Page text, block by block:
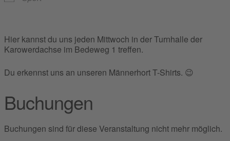
Hier kannst du uns jeden Mittwoch in der Turnhalle der
Karowerdachse im Bedeweg 1 treffen.
Du erkennst uns an unseren Männerhort T-Shirts. 😉
Buchungen
Buchungen sind für diese Veranstaltung nicht mehr möglich.